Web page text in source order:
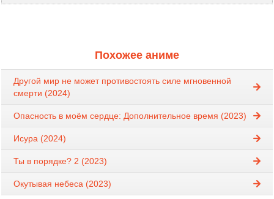
Похожее аниме
Другой мир не может противостоять силе мгновенной
смерти (2024)
Опасность в моём сердце: Дополнительное время (2023)
Исура (2024)
Ты в порядке? 2 (2023)
Окутывая небеса (2023)